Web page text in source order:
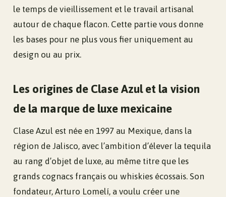
le temps de vieillissement et le travail artisanal
autour de chaque flacon. Cette partie vous donne
les bases pour ne plus vous fier uniquement au
design ou au prix.
Les origines de Clase Azul et la vision
de la marque de luxe mexicaine
Clase Azul est née en 1997 au Mexique, dans la
région de Jalisco, avec l’ambition d’élever la tequila
au rang d’objet de luxe, au même titre que les
grands cognacs français ou whiskies écossais. Son
fondateur, Arturo Lomelí, a voulu créer une